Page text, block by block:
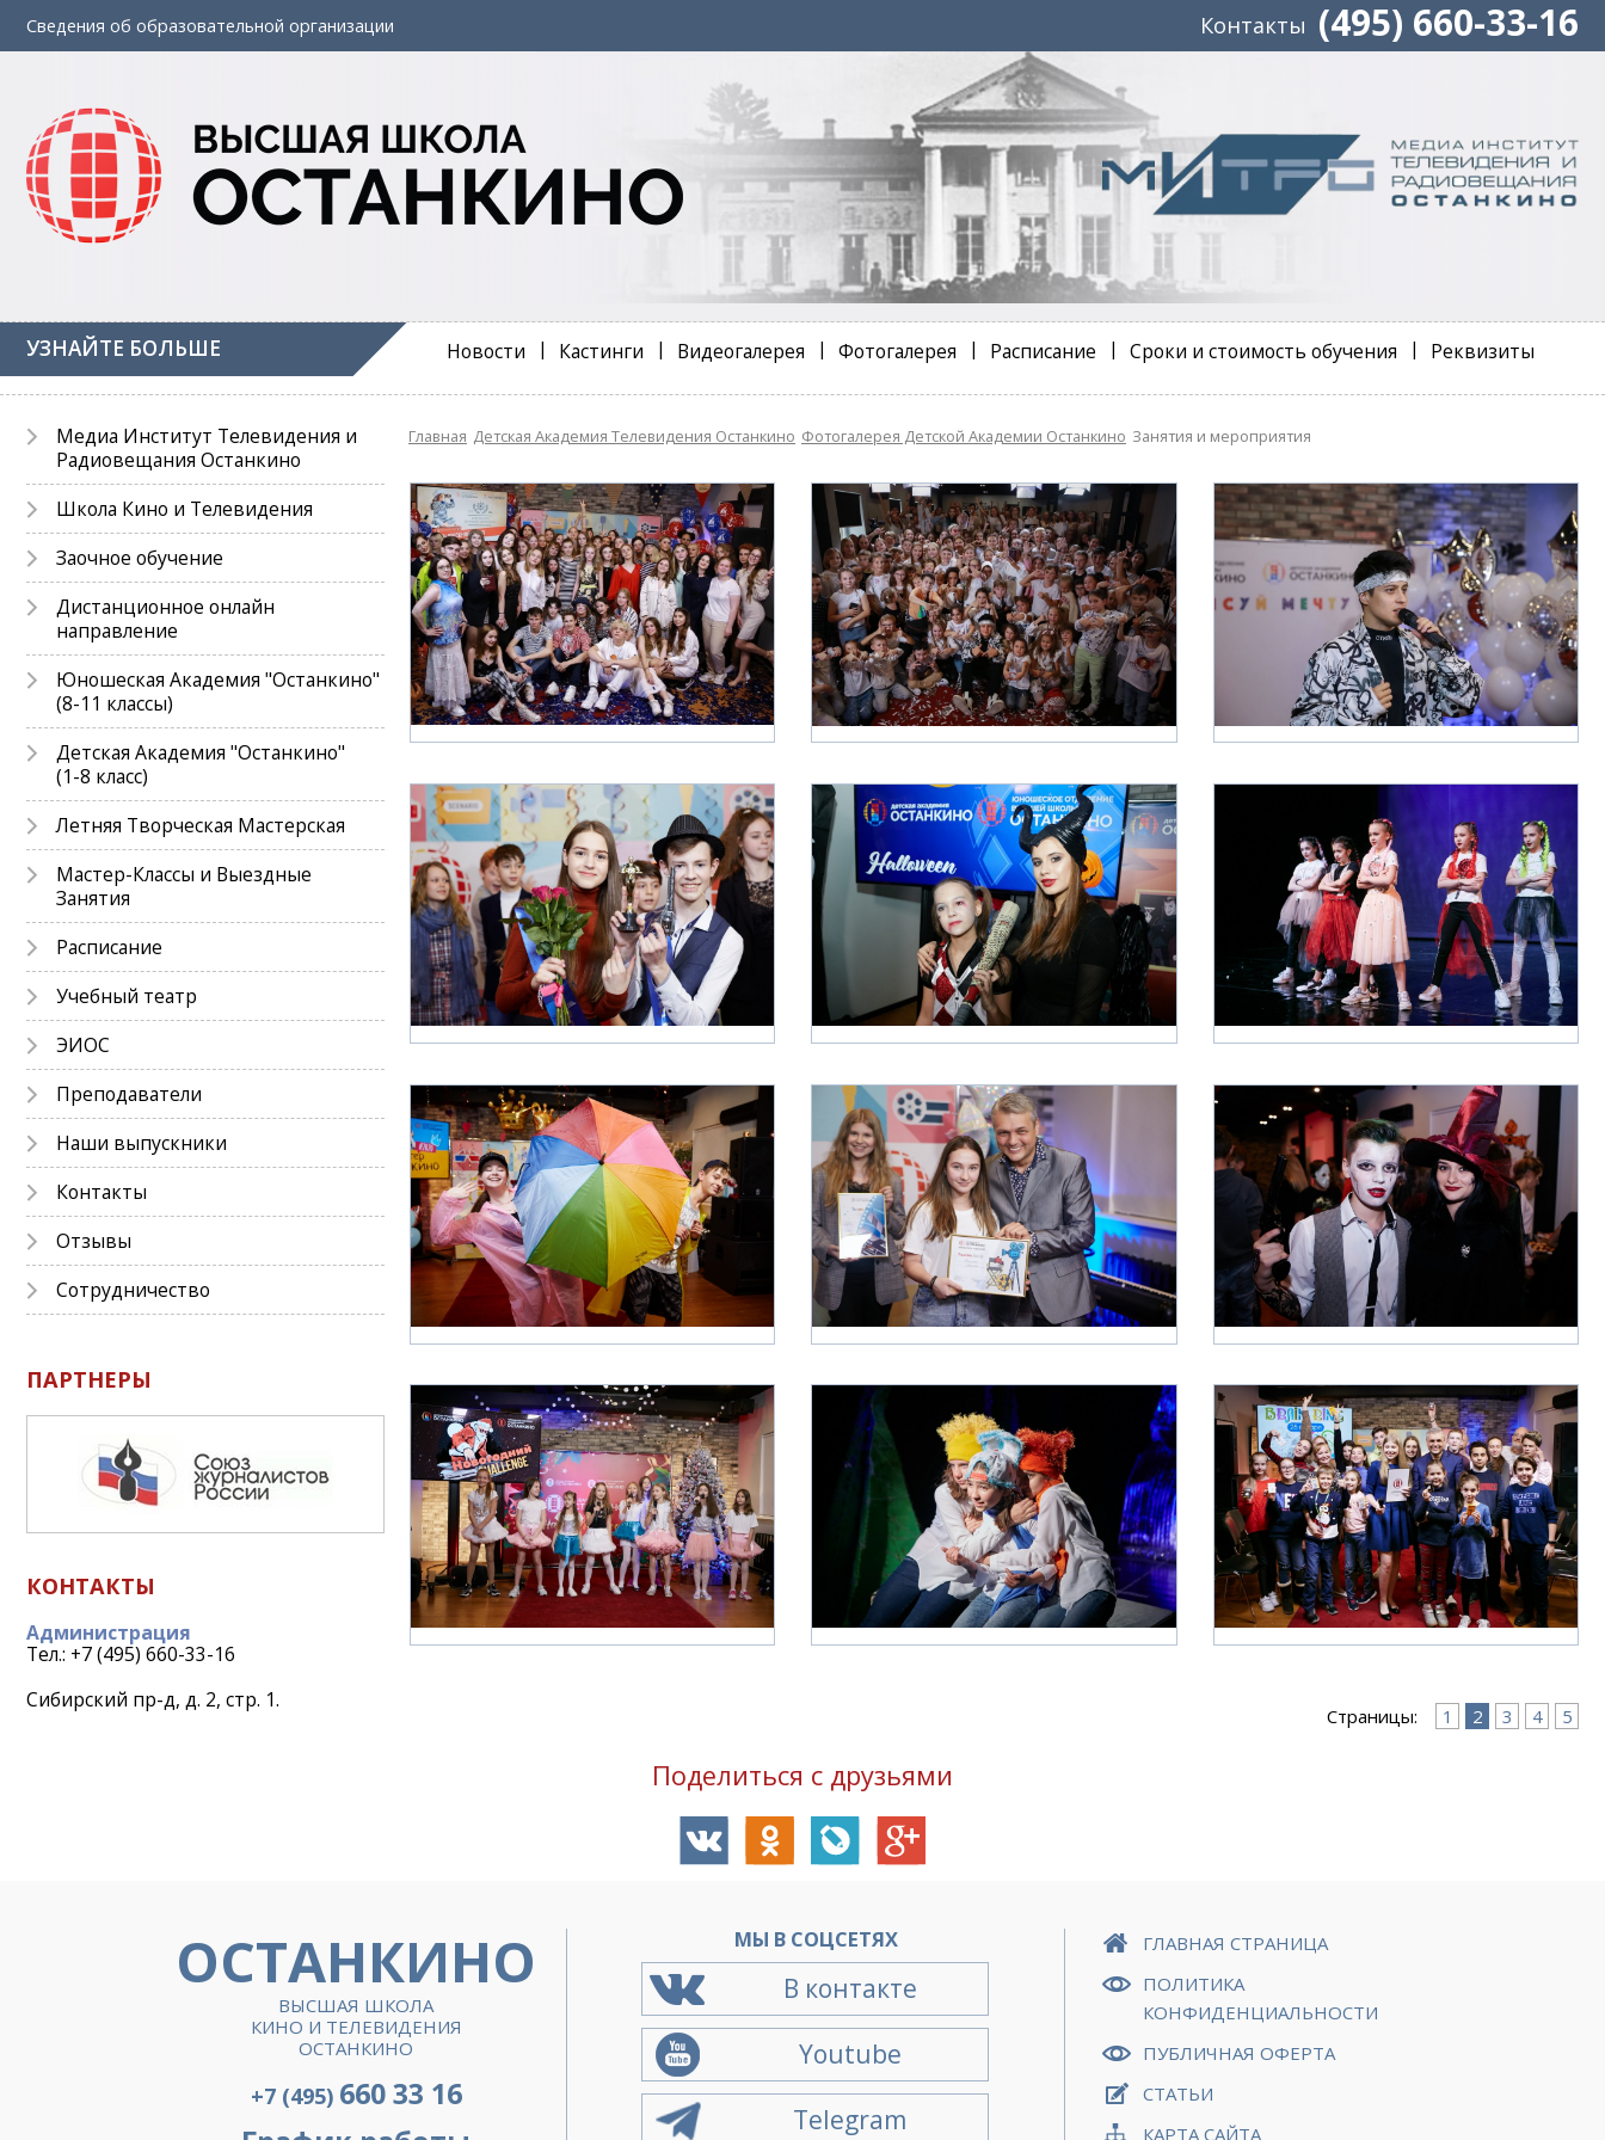
Сведения об образовательной организации Контакты (495) 660-33-16
УЗНАЙТЕ БОЛЬШЕ Новости Кастинги Видеогалерея Фотогалерея Расписание Сроки и стоимость обучения Реквизиты
Главная Детская Академия Телевидения Останкино Фотогалерея Детской Академии Останкино Занятия и мероприятия
Страницы: 1 2 3 4 5
Медиа Институт Телевидения и
Радиовещания Останкино
Школа Кино и Телевидения
Заочное обучение
Дистанционное онлайн
направление
Юношеская Академия "Останкино"
(8-11 классы)
Детская Академия "Останкино"
(1-8 класс)
Летняя Творческая Мастерская
Мастер-Классы и Выездные
Занятия
Расписание
Учебный театр
ЭИОС
Преподаватели
Наши выпускники
Контакты
Отзывы
Сотрудничество
ПАРТНЕРЫ
КОНТАКТЫ
Администрация
Тел.: +7 (495) 660-33-16
Сибирский пр-д, д. 2, стр. 1.
Поделиться с друзьями
ОСТАНКИНО
ВЫСШАЯ ШКОЛА
КИНО И ТЕЛЕВИДЕНИЯ
ОСТАНКИНО
+7 (495) 660 33 16
МЫ В СОЦСЕТЯХ
В контакте
Youtube
Telegram
ГЛАВНАЯ СТРАНИЦА
ПОЛИТИКА
КОНФИДЕНЦИАЛЬНОСТИ
ПУБЛИЧНАЯ ОФЕРТА
СТАТЬИ
КАРТА САЙТА